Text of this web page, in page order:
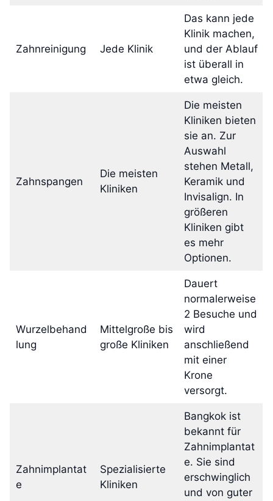
Zahnreinigung Jede Klinik
Das kann jede
Klinik machen,
und der Ablauf
ist überall in
etwa gleich.
Zahnspangen
Die meisten
Kliniken
Die meisten
Kliniken bieten
sie an. Zur
Auswahl
stehen Metall,
Keramik und
Invisalign. In
größeren
Kliniken gibt
es mehr
Optionen.
Wurzelbehand
lung
Mittelgroße bis
große Kliniken
Dauert
normalerweise
2 Besuche und
wird
anschließend
mit einer
Krone
versorgt.
Zahnimplantat
e
Spezialisierte
Kliniken
Bangkok ist
bekannt für
Zahnimplantat
e. Sie sind
erschwinglich
und von guter